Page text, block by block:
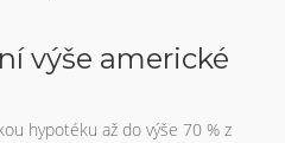
výše americké
hypotéku až do výše 70 % z